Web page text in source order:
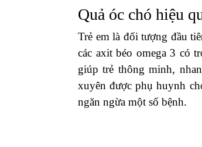
Quả óc chó hiệu
Trẻ em là đối tượng đầu
các axit béo omega 3 có
giúp trẻ thông minh,
xuyên được phụ huynh
ngăn ngừa một số bệnh.